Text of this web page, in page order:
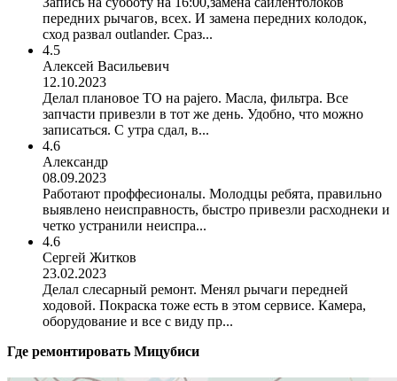
передних рычагов, всех. И замена передних колодок,
сход развал outlander. Сраз...
4.5
Алексей Васильевич
12.10.2023
Делал плановое ТО на pajero. Масла, фильтра. Все
запчасти привезли в тот же день. Удобно, что можно
записаться. С утра сдал, в...
4.6
Александр
08.09.2023
Работают проффесионалы. Молодцы ребята, правильно
выявлено неисправность, быстро привезли расходнеки и
четко устранили неиспра...
4.6
Сергей Житков
23.02.2023
Делал слесарный ремонт. Менял рычаги передней
ходовой. Покраска тоже есть в этом сервисе. Камера,
оборудование и все с виду пр...
Где ремонтировать Мицубиси